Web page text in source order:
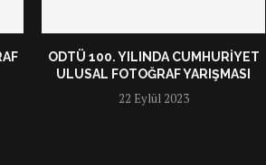
ODTÜ 100. YILINDA CUMHURIYET
ULUSAL FOTOĞRAF YARIŞMASI
22 Eylül 2023